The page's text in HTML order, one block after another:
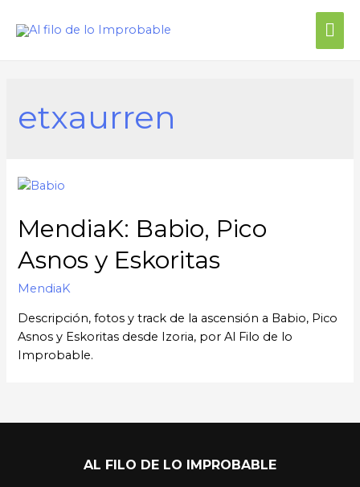
etxaurren
MendiaK: Babio, Pico
Asnos y Eskoritas
MendiaK
Descripción, fotos y track de la ascensión a Babio, Pico
Asnos y Eskoritas desde Izoria, por Al Filo de lo
Improbable.
AL FILO DE LO IMPROBABLE